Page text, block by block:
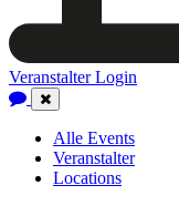
Veranstalter Login
Close
Navigation
Alle Events
Veranstalter
Locations